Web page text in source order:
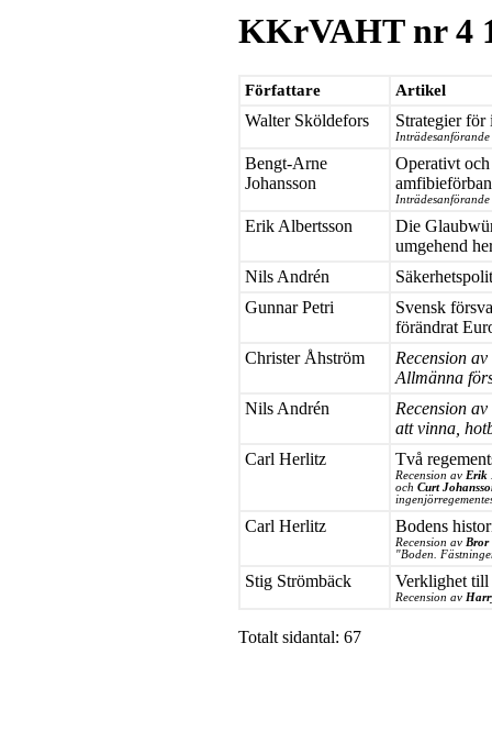
KKrVAHT nr 4
Författare Artikel
Walter Sköldefors Strategier för
Bengt-Arne
Johansson
Operativt
Erik Albertsson
Die
umgehend
Nils Andrén
Gunnar Petri
Svensk
förändrat
Christer Åhström
Recension
Allmänna
Nils Andrén
Recension av
att vinna,
Carl Herlitz
Två
Recension av Erik
och Curt
Carl Herlitz Bodens
Recension av Bror
"Boden.
Stig Strömbäck Verklighet till
Recension av
Totalt sidantal: 67